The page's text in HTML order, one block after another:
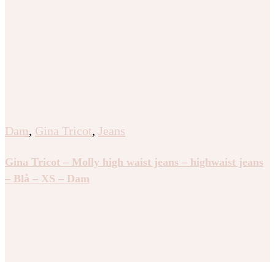
Dam, Gina Tricot, Jeans
Gina Tricot – Molly high waist jeans – highwaist jeans
– Blå – XS – Dam